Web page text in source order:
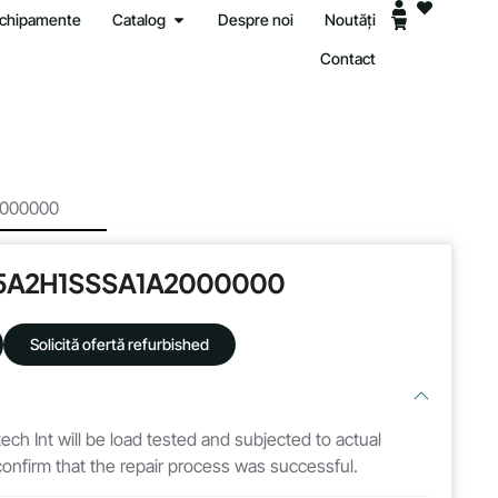
Catalog Despre noi Noutăți
Contact
Solicită ofertă refurbished
Int will be load tested and subjected to actual
that the repair process was successful.